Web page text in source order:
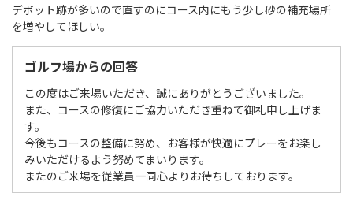
デボット跡が多いので直すのにコース内にもう少し砂の補充場所
を増やしてほしい。
ゴルフ場からの回答
この度はご来場いただき、誠にありがとうございました。
また、コースの修復にご協力いただき重ねて御礼申し上げま
す。
今後もコースの整備に努め、お客様が快適にプレーをお楽し
みいただけるよう努めてまいります。
またのご来場を従業員一同心よりお待ちしております。